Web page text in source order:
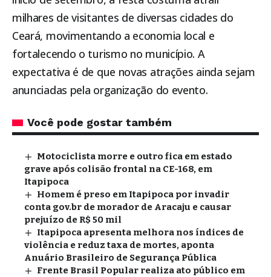
milhares de visitantes de diversas cidades do
Ceará, movimentando a economia local e
fortalecendo o turismo no município. A
expectativa é de que novas atrações ainda sejam
anunciadas pela organização do evento.
Você pode gostar também
Motociclista morre e outro fica em estado
grave após colisão frontal na CE-168, em
Itapipoca
Homem é preso em Itapipoca por invadir
conta gov.br de morador de Aracaju e causar
prejuízo de R$ 50 mil
Itapipoca apresenta melhora nos índices de
violência e reduz taxa de mortes, aponta
Anuário Brasileiro de Segurança Pública
Frente Brasil Popular realiza ato público em